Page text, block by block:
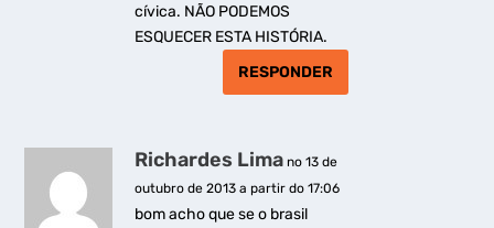
cívica. NÃO PODEMOS
ESQUECER ESTA HISTÓRIA.
RESPONDER
Richardes Lima no 13 de
outubro de 2013 a partir do 17:06
bom acho que se o brasil